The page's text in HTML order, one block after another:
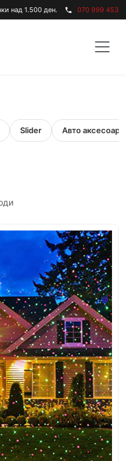
над 1.500 ден. phone 070 999 453
Slider Авто аксесоари